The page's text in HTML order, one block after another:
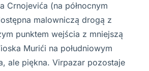
Crnojevića (na północnym
malowniczą drogą z
punktem wejścia z mniejszą
Murići na południowym
ale piękna. Virpazar pozostaje